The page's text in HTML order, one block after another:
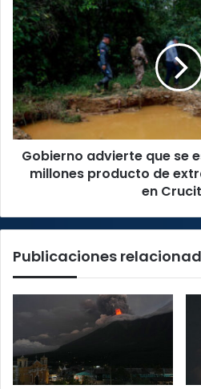
advierte
que
se
están
perdiendo
$252
millones
producto
de
extracción
oro
Crucitas
Gobierno advierte que se
millones producto de
en
Publicaciones